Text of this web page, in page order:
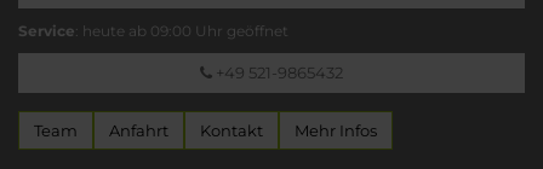
Service: heute ab 09:00 Uhr geöffnet
+49 521-9865432
Team Anfahrt Kontakt Mehr Infos